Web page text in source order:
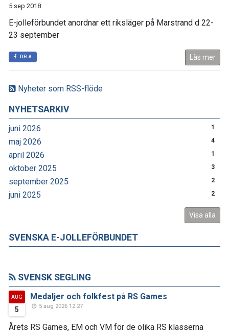
Nyheter som RSS-flöde
NYHETSARKIV
juni 2026 1
maj 2026 4
april 2026 1
oktober 2025 3
september 2025 2
juni 2025 2
Visa alla
5 sep 2018
E-jolleförbundet anordnar ett riksläger på Marstrand d 22-
23 september
DELA Läs mer
SVENSKA E-JOLLEFÖRBUNDET
SVENSK SEGLING
AUG
5
Medaljer och folkfest på RS Games
5 aug 2026 12:27
Årets RS Games, EM och VM för de olika RS klasserna